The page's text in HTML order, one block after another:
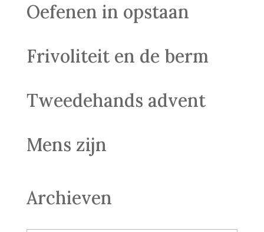
Oefenen in opstaan
Frivoliteit en de berm
Tweedehands advent
Mens zijn
Archieven